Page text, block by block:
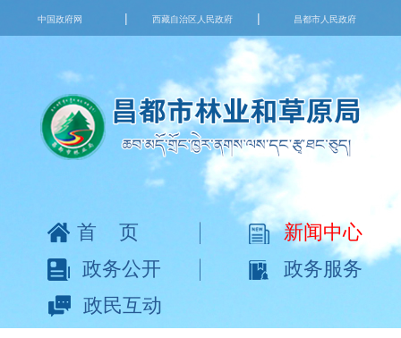
中国政府网 | 西藏自治区人民政府 | 昌都市人民政府
首页
新闻中心
政务公开
政务服务
政民互动